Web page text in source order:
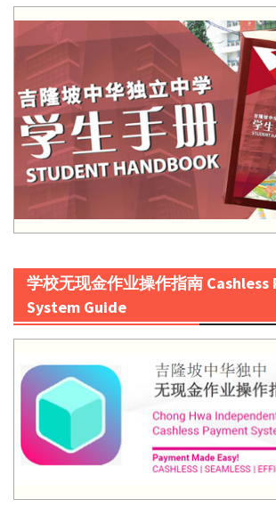
学校无现金作业操作指南 Cashless
System Guide